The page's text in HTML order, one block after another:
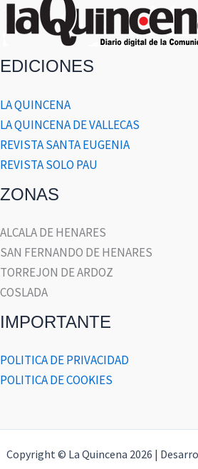
EDICIONES
LA QUINCENA
LA QUINCENA DE VALLECAS
REVISTA SANTA EUGENIA
REVISTA SOLO PAU
ZONAS
ALCALA DE HENARES
SAN FERNANDO DE HENARES
TORREJON DE ARDOZ
COSLADA
IMPORTANTE
POLITICA DE PRIVACIDAD
POLITICA DE COOKIES
Copyright © La Quincena 2026 |